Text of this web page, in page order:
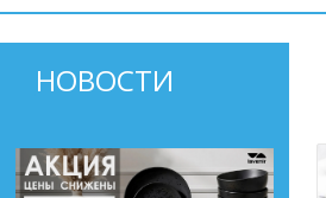
НОВОСТИ